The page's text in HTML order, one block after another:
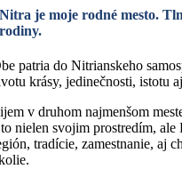
Nitra je moje rodné mesto.
rodiny.
patria do Nitrianskeho
krásy, jedinečnosti, istotu
v druhom najmenšom
nielen svojim prostredím,
tradície, zamestnanie, aj